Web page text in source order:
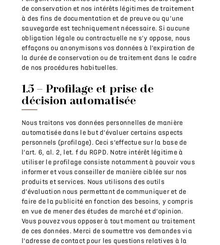
de conservation et nos intérêts légitimes de traitement
à des fins de documentation et de preuve ou qu’une
sauvegarde est techniquement nécessaire. Si aucune
obligation légale ou contractuelle ne s’y oppose, nous
effaçons ou anonymisons vos données à l’expiration de
la durée de conservation ou de traitement dans le cadre
de nos procédures habituelles.
1.5 – Profilage et prise de
décision automatisée
Nous traitons vos données personnelles de manière
automatisée dans le but d’évaluer certains aspects
personnels (profilage). Ceci s’effectue sur la base de
l’art. 6, al. 2, let. f du RGPD. Notre intérêt légitime à
utiliser le profilage consiste notamment à pouvoir vous
informer et vous conseiller de manière ciblée sur nos
produits et services. Nous utilisons des outils
d’évaluation nous permettant de communiquer et de
faire de la publicité en fonction des besoins, y compris
en vue de mener des études de marché et d’opinion.
Vous pouvez vous opposer à tout moment au traitement
de ces données. Merci de soumettre vos demandes via
l’adresse de contact pour les questions relatives à la